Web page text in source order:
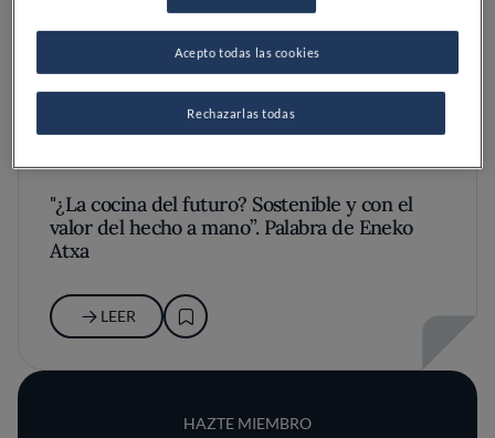
"¿La cocina del futuro? Sostenible y con el
valor del hecho a mano”. Palabra de Eneko
Atxa
LEER
HAZTE MIEMBRO
Rechazarlas todas
Acepto todas las cookies